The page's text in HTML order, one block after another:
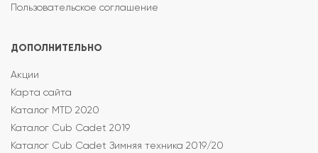
Пользовательское соглашение
ДОПОЛНИТЕЛЬНО
Акции
Карта сайта
Каталог MTD 2020
Каталог Cub Cadet 2019
Каталог Cub Cadet Зимняя техника 2019/20